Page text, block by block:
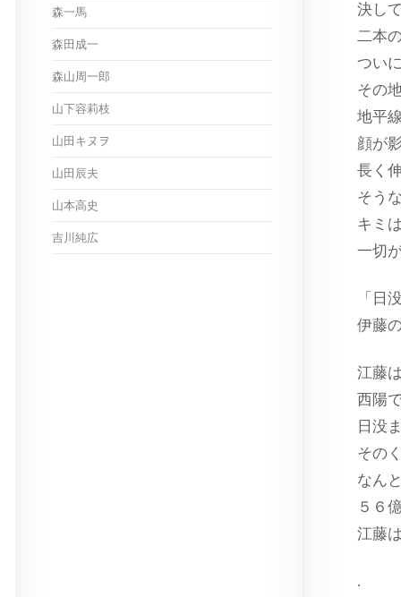
決し
二本
つい
その
地平
顔が
長く
そう
キミ
一切
「日
伊藤
江藤
西陽
日没
その
なん
５６
江藤
.
森一馬
森田成一
森山周一郎
山下容莉枝
山田キヌヲ
山田辰夫
山本高史
吉川純広